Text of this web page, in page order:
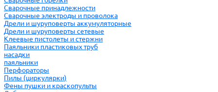
Сварочные принадлежности
Сварочные электроды и проволока
Дрели и шуруповерты аккумуляторные
Дрели и шуруповерты сетевые
Клеевые пистолеты и стержни
Паяльники пластиковых труб
насадки
паяльники
Перфораторы
Пилы (циркулярки)
Фены пушки и краскопульты